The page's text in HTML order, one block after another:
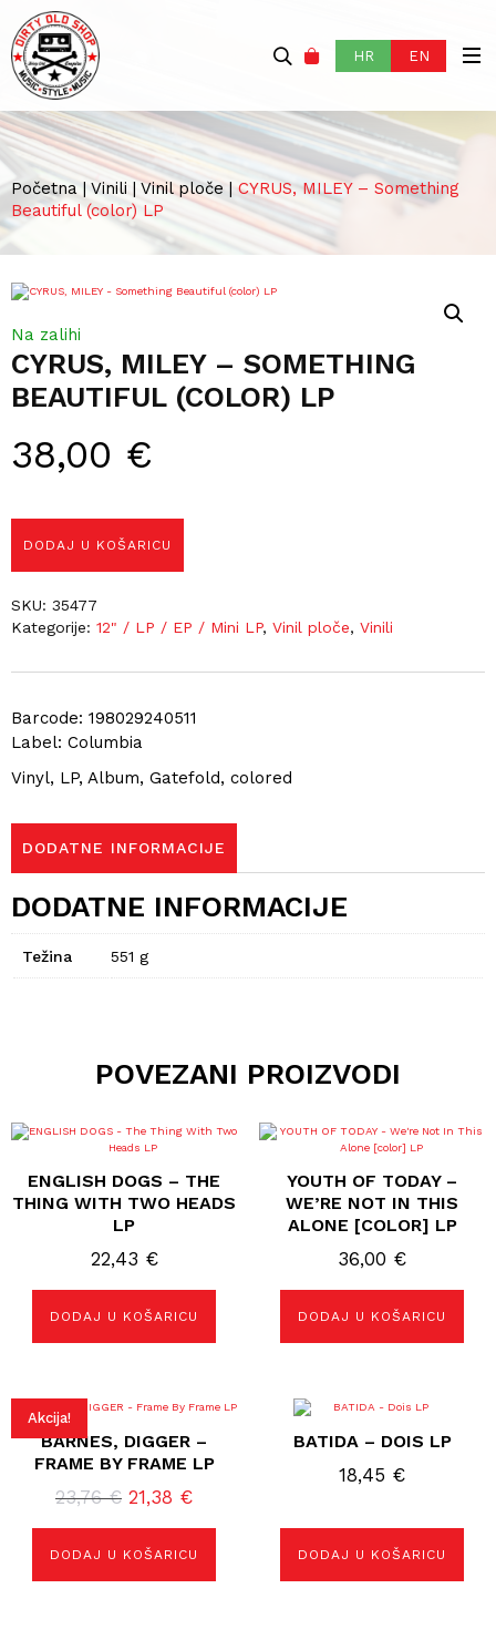
HR EN
Početna | Vinili | Vinil ploče|CYRUS, MILEY – Something
Beautiful (color) LP
CYRUS, MILEY – SOMETHING
BEAUTIFUL (COLOR) LP
38,00 €
Barcode: 198029240511
Label: Columbia
Vinyl, LP, Album, Gatefold, colored
Na zalihi
DODAJ U KOŠARICU
SKU: 35477
Kategorije: 12" / LP / EP / Mini LP, Vinil ploče, Vinili
DODATNE INFORMACIJE
DODATNE INFORMACIJE
Težina 551 g
POVEZANI PROIZVODI
ENGLISH DOGS – THE
THING WITH TWO HEADS
LP
22,43 €
DODAJ U KOŠARICU
YOUTH OF TODAY –
WE’RE NOT IN THIS
ALONE [COLOR] LP
36,00 €
DODAJ U KOŠARICU
Akcija!
BARNES, DIGGER –
FRAME BY FRAME LP
23,76€ Izvorna
cijena
bila
je:
21,38 €Trenutna
cijena
je:
21,38 €.
DODAJ U KOŠARICU
BATIDA – DOIS LP
18,45 €
DODAJ U KOŠARICU